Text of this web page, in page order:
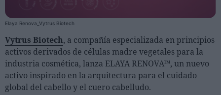
Moda y Lujo
Lanzamientos
Cosmética
Proveedores
Estética
Elaya Renova_Vytrus Biotech
Vytrus Biotech, a compañía especializada en principios
activos derivados de células madre vegetales para la
industria cosmética, lanza ELAYA RENOVA™, un nuevo
activo inspirado en la arquitectura para el cuidado
global del cabello y el cuero cabelludo.